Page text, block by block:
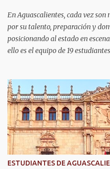
En Aguascalientes, cada vez
por su talento, preparación y
posicionando al estado en
ello es el equipo de 19
competirán con jóvenes de todo
RoboRAVE México 2025, en
precisión, creatividad y
prototipos y trabajo en equipo.
participarán en la categoría
por ellos mismos deberán
con la mayor velocidad y
ESTUDIANTES DE